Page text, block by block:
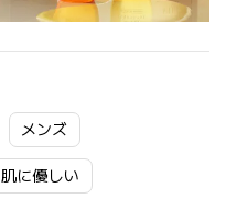
メンズ
肌に優しい